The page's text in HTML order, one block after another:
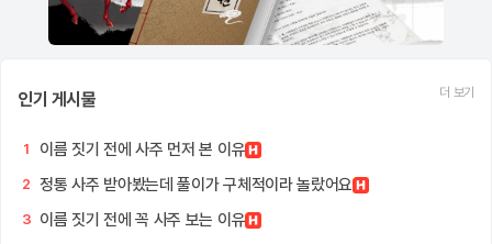
인기 게시물 더 보기
1 이름 짓기 전에 사주 먼저 본 이유
2 정통 사주 받아봤는데 풀이가 구체적이라 놀랐어요
3 이름 짓기 전에 꼭 사주 보는 이유